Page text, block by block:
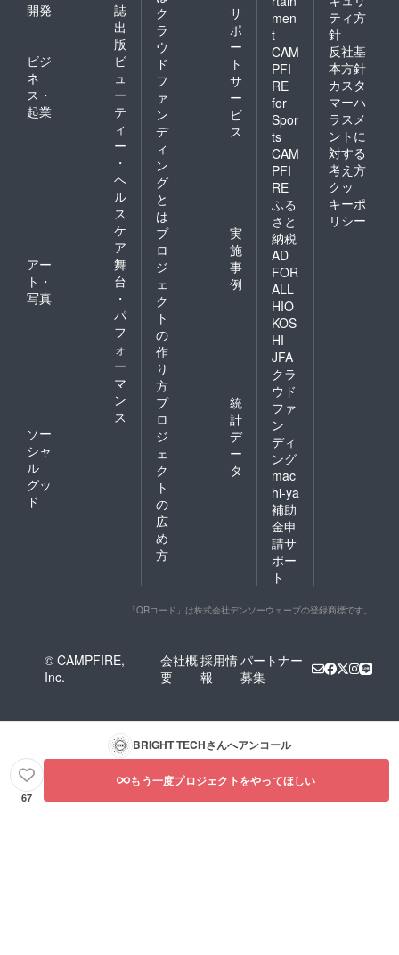
開発
誌
出
版
ビジ
ネ
ス・
起業
ビ
ュ
ー
テ
ィ
ー
・
ヘ
ル
ス
ケ
ア
アー
ト・
写真
舞
台
・
パ
フ
ォ
ー
マ
ン
ス
ソー
シャ
ル
グッ
ド
ク
ラ
ウ
ド
フ
ァ
ン
デ
ィ
ン
グ
と
は
サ
ポ
ー
ト
サ
ー
ビ
ス
プ
ロ
ジ
ェ
ク
ト
の
作
り
方
実
施
事
例
プ
ロ
ジ
ェ
ク
ト
の
広
め
方
統
計
デ
ー
タ
men
t
CAM
PFI
RE
for
Spor
ts
CAM
PFI
RE
ふる
さと
納税
AD
FOR
ALL
HIO
KOS
HI
JFA
クラ
ウド
ファ
ン
ディ
ング
mac
hi-ya
補助
金申
請サ
ポー
ト
ティ方
針
反社基
本方針
カスタ
マーハ
ラスメ
ントに
対する
考え方
クッ
キーポ
リシー
「QRコード」は株式会社デンソーウェーブの登録商標です。
© CAMPFIRE,
Inc.
会社概
要
採用情
報
パートナー
募集
BRIGHT TECHさんへアンコール
67
もう一度プロジェクトをやってほしい